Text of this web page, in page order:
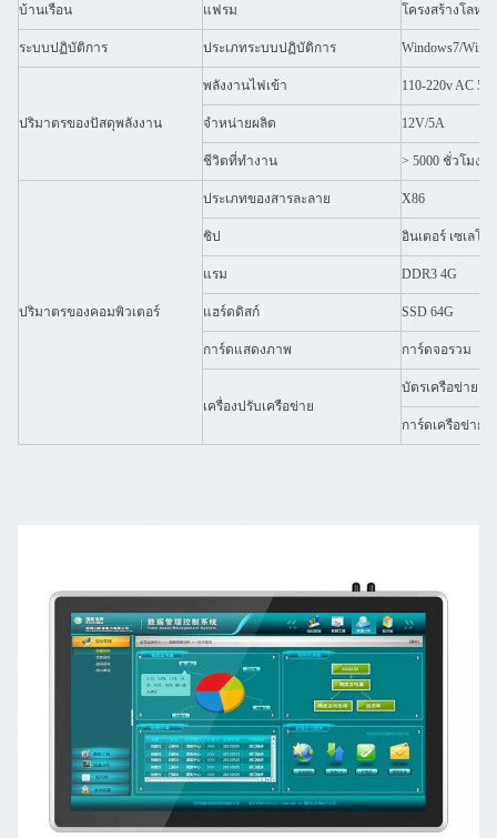
บ้านเรือน แฟรม โครงสร้างโลห
ระบบปฏิบัติการ ประเภทระบบปฏิบัติการ Windows7/
ปริมาตรของปัสดุพลังงาน
พลังงานไฟเข้า 110-220v AC 50/
จําหน่ายผลิต 12V/5A
ชีวิตที่ทํางาน > 5000 ชั่วโมง
ปริมาตรของคอมพิวเตอร์
ประเภทของสารละลาย X86
ชิป อินเตอร์ เซเลโร
แรม DDR3 4G
แฮร์ดดิสก์ SSD 64G
การ์ดแสดงภาพ การ์ดจอรวม
เครื่องปรับเครือข่าย
บัตรเครือข่ายอั
การ์ดเครือข่ายไ